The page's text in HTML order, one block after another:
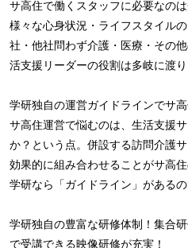
サ高住で働くスタッフに必要なの
様々な心身状況・ライフスタイル
社・他社問わず介護・医療・その
活支援リーダーの役割は多岐に渡り
学研独自の運営ガイドラインでサ
サ高住運営で悩むのは、生活支援
か？という点。併設する訪問介護
効果的に組み合わせることがサ高
学研なら「ガイドライン」があるの
学研独自の豊富な研修体制！集合
で受講できる映像研修が充実！